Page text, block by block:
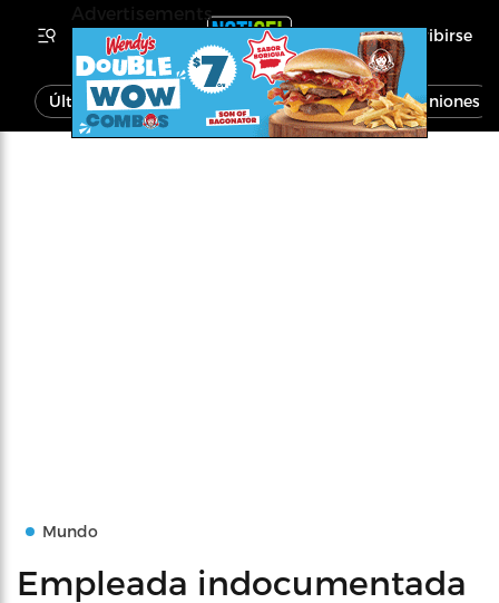
Inscribirse
Última Hora Noticias Economía Opiniones
Mundo
Empleada indocumentada
Advertisements